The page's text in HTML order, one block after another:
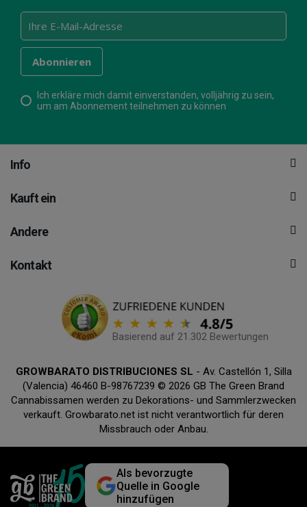
Ich erkläre mich damit einverstanden, volljährig zu sein,
um am Abonnement teilnehmen zu können
Info
Kauft ein
Andere
Kontakt
Basierend auf 21.302 Bewertungen
GROWBARATO DISTRIBUCIONES SL - Av. Castellón 1, Silla
(Valencia) 46460 B-98767239 © 2026 GB The Green Brand
Cannabissamen werden zu Dekorations- und Sammlerzwecken
verkauft. Growbarato.net ist nicht verantwortlich für deren
Missbrauch oder Anbau.
Als bevorzugte
Quelle in Google
hinzufügen